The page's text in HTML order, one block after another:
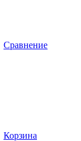
Сравнение
Корзина